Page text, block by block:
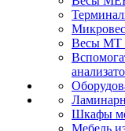
Весы MT
Шкафы
Мебель